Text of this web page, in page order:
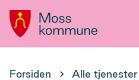
Hovedportal
Du
Forsiden Alle tjenester